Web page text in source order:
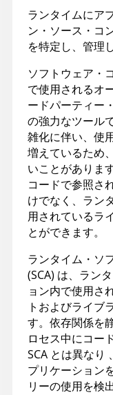
ランタイムにア
ン・ソース・コ
を特定し、管理
ソフトウェア・
で使用されるオ
ードパーティー
の強力なツール
雑化に伴い、使
増えているため
いことがありま
コードで参照さ
けでなく、ラン
用されているラ
とができます。
ランタイム・ソ
(SCA) は、ラン
ョン内で使用さ
トおよびライブ
す。依存関係を
ロセス中にコー
SCA とは異なり
プリケーション
リーの使用を検